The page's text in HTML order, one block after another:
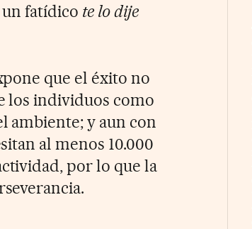
fatídico te lo dije
que el éxito no
los individuos como
ambiente; y aun con
al menos 10.000
por lo que la